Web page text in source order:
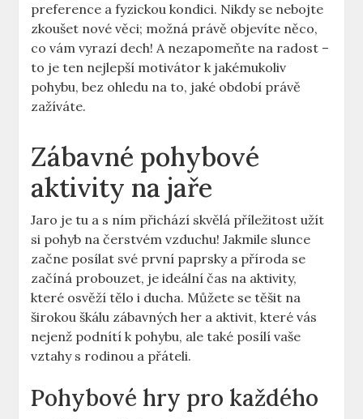
preference a fyzickou kondici. Nikdy se nebojte
zkoušet nové věci; možná právě objevíte něco,
co vám vyrazí dech! A nezapomeňte na radost –
to je ten nejlepší motivátor k jakémukoliv
pohybu, bez ohledu na to, jaké období právě
zažíváte.
Zábavné pohybové
aktivity na jaře
Jaro je tu a s ním přichází skvělá příležitost užít
si pohyb na čerstvém vzduchu! Jakmile slunce
začne posílat své první paprsky a příroda se
začíná probouzet, je ideální čas na aktivity,
které osvěží tělo i ducha. Můžete se těšit na
širokou škálu zábavných her a aktivit, které vás
nejenž podnítí k pohybu, ale také posílí vaše
vztahy s rodinou a přáteli.
Pohybové hry pro každého